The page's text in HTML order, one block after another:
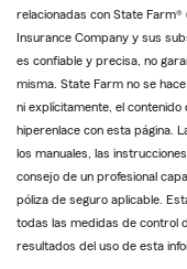
relacionadas con State
Insurance Company y sus
es confiable y precisa, no
misma. State Farm no se
ni explícitamente, el
hiperenlace con esta página.
los manuales, las
consejo de un profesional
póliza de seguro aplicable.
todas las medidas de control
resultados del uso de esta